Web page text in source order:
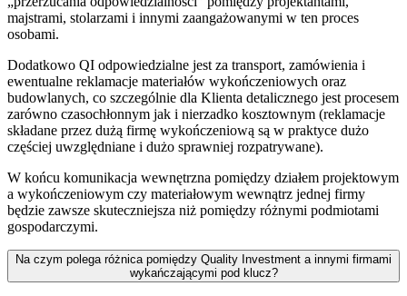
majstrami, stolarzami i innymi zaangażowanymi w ten proces
osobami.
Dodatkowo QI odpowiedzialne jest za transport, zamówienia i
ewentualne reklamacje materiałów wykończeniowych oraz
budowlanych, co szczególnie dla Klienta detalicznego jest procesem
zarówno czasochłonnym jak i nierzadko kosztownym (reklamacje
składane przez dużą firmę wykończeniową są w praktyce dużo
częściej uwzględniane i dużo sprawniej rozpatrywane).
W końcu komunikacja wewnętrzna pomiędzy działem projektowym
a wykończeniowym czy materiałowym wewnątrz jednej firmy
będzie zawsze skuteczniejsza niż pomiędzy różnymi podmiotami
gospodarczymi.
Na czym polega różnica pomiędzy Quality Investment a innymi firmami
wykańczającymi pod klucz?